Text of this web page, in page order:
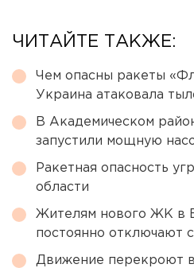
ЧИТАЙТЕ ТАКЖЕ:
Чем опасны ракеты
Украина атаковала
В Академическом
запустили мощную
Ракетная опасность
области
Жителям нового ЖК в
постоянно отключают
Движение перекроют